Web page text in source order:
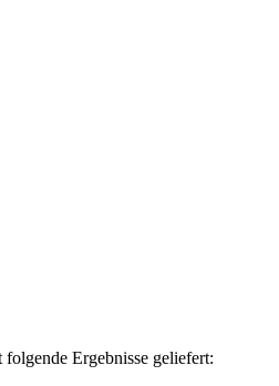
Ergebnisse geliefert: